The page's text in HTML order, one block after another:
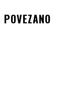
POVEZANO